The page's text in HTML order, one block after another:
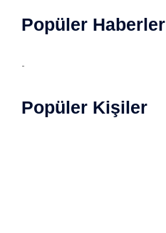
Popüler Haberler
-
Popüler Kişiler